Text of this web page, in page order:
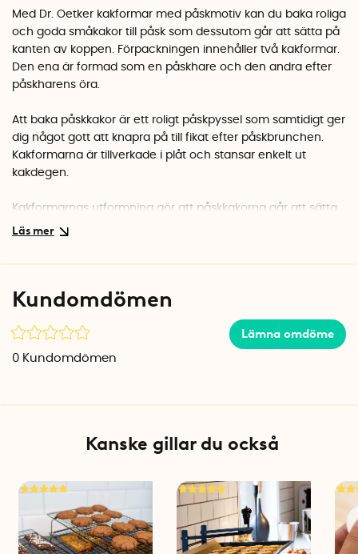
Med Dr. Oetker kakformar med påskmotiv kan du baka roliga
och goda småkakor till påsk som dessutom går att sätta på
kanten av koppen. Förpackningen innehåller två kakformar.
Den ena är formad som en påskhare och den andra efter
påskharens öra.
Att baka påskkakor är ett roligt påskpyssel som samtidigt ger
dig något gott att knapra på till fikat efter påskbrunchen.
Kakformarna är tillverkade i plåt och stansar enkelt ut
kakdegen.
Kakformarnas utformning gör att påskkakorna går att sätta
på kanten av kaffekoppen. Ge din tekopp två öron eller sätt
Tips! Efter att du gräddat påskkakorna kan du dessutom
kristyr.
Påskhare: 6 cm x 6,5 cm x 1,7 cm
Passar koppar vars kant är max ca 0,8 cm bred
Endast handdiskas
Tillverkare: Dr Oetker
Kundomdömen
Lämna omdöme
0 Kundomdömen
Kanske gillar du också